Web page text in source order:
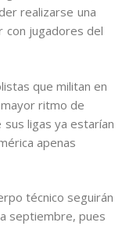
realizarse una
con jugadores del
que militan en
ritmo de
ligas ya estarían
apenas
técnico seguirán
septiembre, pues